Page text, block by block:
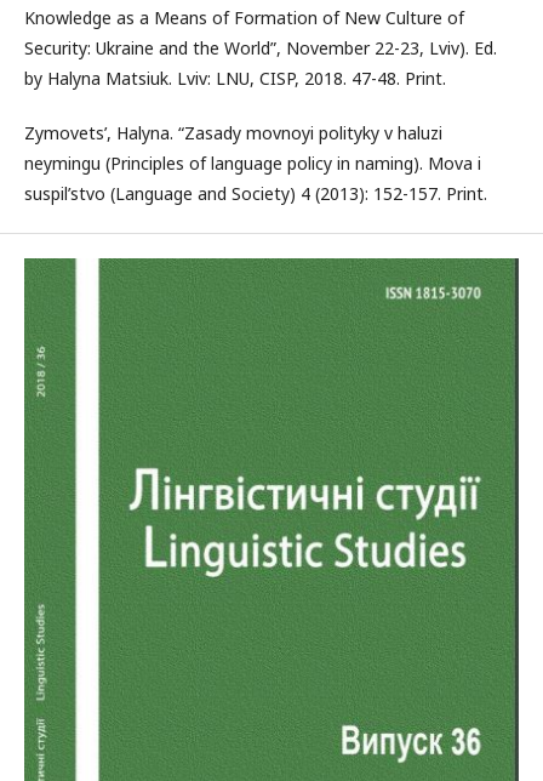
Knowledge as a Means of Formation of New Culture of
Security: Ukraine and the World”, November 22-23, Lviv). Ed.
by Halyna Matsiuk. Lviv: LNU, CISP, 2018. 47-48. Print.
Zymovets’, Halyna. “Zasady movnoyi polityky v haluzi
neymingu (Principles of language policy in naming). Mova i
suspil’stvo (Language and Society) 4 (2013): 152-157. Print.